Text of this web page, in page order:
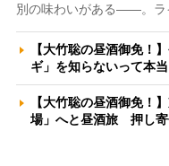
別の味わいがある――。ラ
【大竹聡の昼酒御免！
ギ」を知らないって本
【大竹聡の昼酒御免！
場」へと昼酒旅 押し